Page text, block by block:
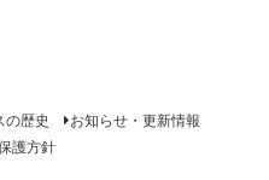
の歴史
お知らせ・更新情報
護方針